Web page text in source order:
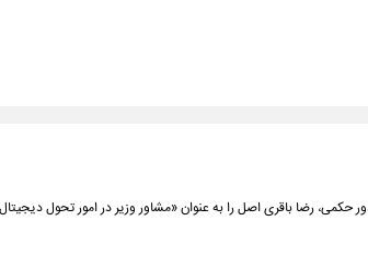
حکمی، رضا باقری اصل را به عنوان «مشاور وزیر در امور تحول